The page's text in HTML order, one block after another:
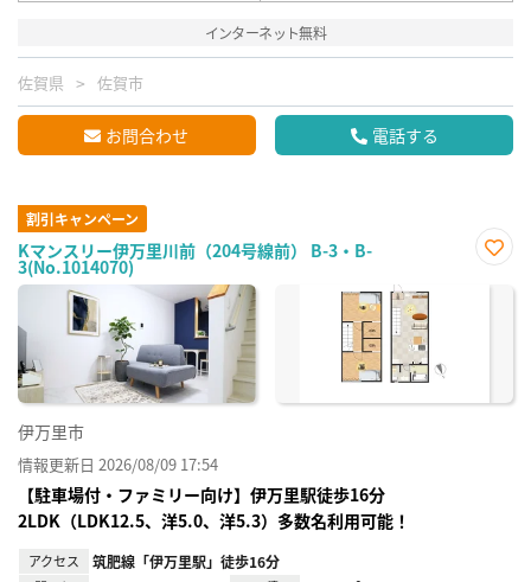
インターネット無料
佐賀県 佐賀市
お問合わせ 電話する
割引キャンペーン
Kマンスリー伊万里川前（204号線前） B-3・B-
3(No.1014070)
に入
伊万里市
情報更新日 2026/08/09 17:54
【駐車場付・ファミリー向け】伊万里駅徒歩16分
2LDK（LDK12.5、洋5.0、洋5.3）多数名利用可能！
アクセス 筑肥線「伊万里駅」徒歩16分